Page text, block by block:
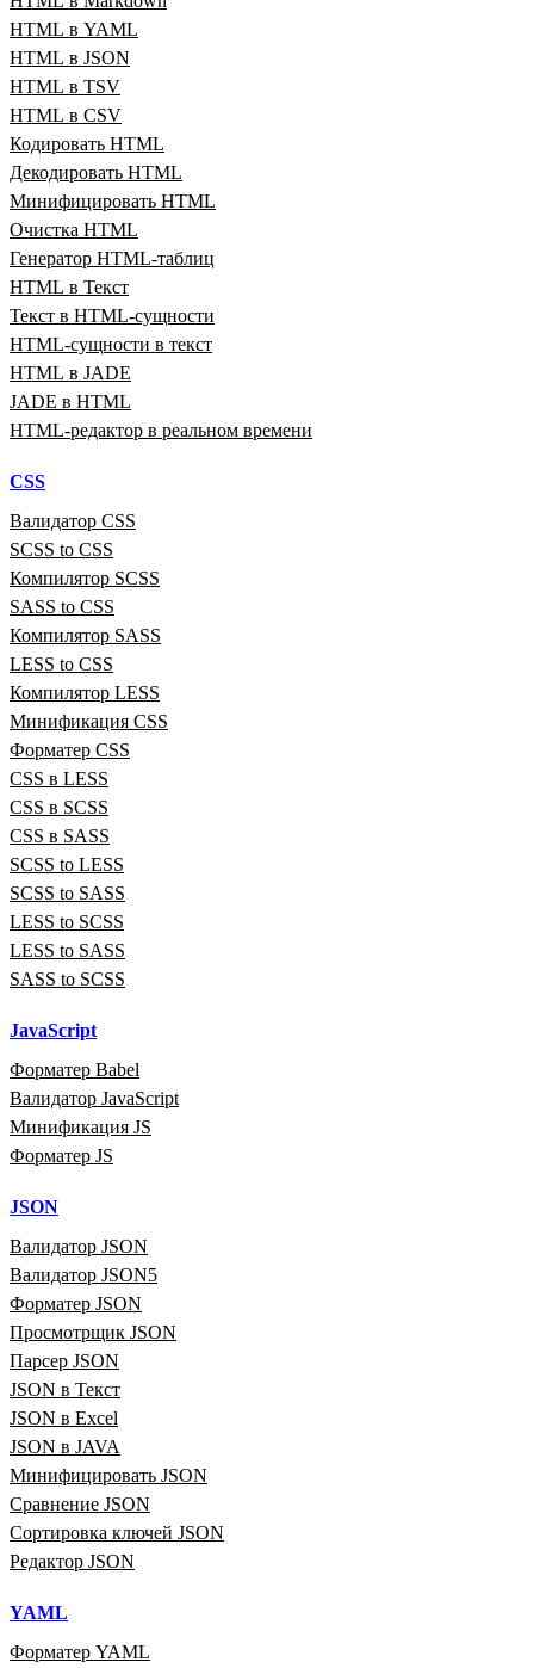
HTML в YAML
HTML в JSON
HTML в TSV
HTML в CSV
Кодировать HTML
Декодировать HTML
Минифицировать HTML
Очистка HTML
Генератор HTML‑таблиц
HTML в Текст
Текст в HTML‑сущности
HTML‑сущности в текст
HTML в JADE
JADE в HTML
HTML‑редактор в реальном времени
CSS
Валидатор CSS
SCSS to CSS
Компилятор SCSS
SASS to CSS
Компилятор SASS
LESS to CSS
Компилятор LESS
Минификация CSS
Форматер CSS
CSS в LESS
CSS в SCSS
CSS в SASS
SCSS to LESS
SCSS to SASS
LESS to SCSS
LESS to SASS
SASS to SCSS
JavaScript
Форматер Babel
Валидатор JavaScript
Минификация JS
Форматер JS
JSON
Валидатор JSON
Валидатор JSON5
Форматер JSON
Просмотрщик JSON
Парсер JSON
JSON в Текст
JSON в Excel
JSON в JAVA
Минифицировать JSON
Сравнение JSON
Сортировка ключей JSON
Редактор JSON
YAML
Форматер YAML